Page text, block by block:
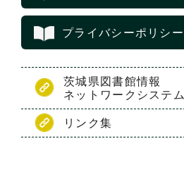
プライバシーポリシー
茨城県図書館情報
ネットワークシステム
リンク集